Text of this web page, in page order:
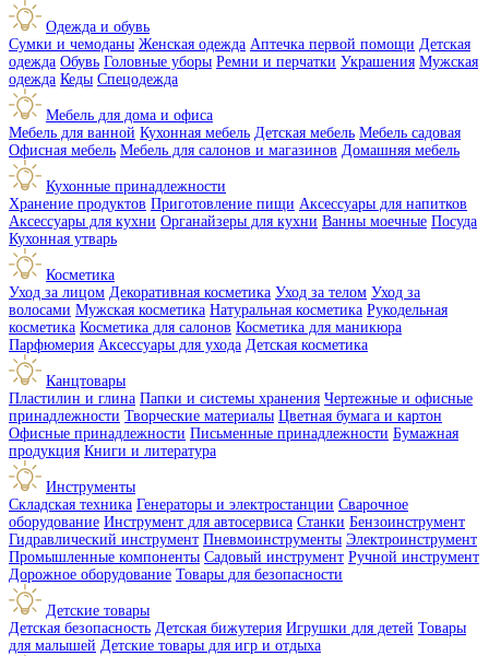
Одежда и обувь
Сумки и чемоданы Женская одежда Аптечка первой помощи Детская
одежда Обувь Головные уборы Ремни и перчатки Украшения Мужская
одежда Кеды Спецодежда
Мебель для дома и офиса
Мебель для ванной Кухонная мебель Детская мебель Мебель садовая
Офисная мебель Мебель для салонов и магазинов Домашняя мебель
Кухонные принадлежности
Хранение продуктов Приготовление пищи Аксессуары для напитков
Аксессуары для кухни Органайзеры для кухни Ванны моечные Посуда
Кухонная утварь
Косметика
Уход за лицом Декоративная косметика Уход за телом Уход за
волосами Мужская косметика Натуральная косметика Рукодельная
косметика Косметика для салонов Косметика для маникюра
Парфюмерия Аксессуары для ухода Детская косметика
Канцтовары
Пластилин и глина Папки и системы хранения Чертежные и офисные
принадлежности Творческие материалы Цветная бумага и картон
Офисные принадлежности Письменные принадлежности Бумажная
продукция Книги и литература
Инструменты
Складская техника Генераторы и электростанции Сварочное
оборудование Инструмент для автосервиса Станки Бензоинструмент
Гидравлический инструмент Пневмоинструменты Электроинструмент
Промышленные компоненты Садовый инструмент Ручной инструмент
Дорожное оборудование Товары для безопасности
Детские товары
Детская безопасность Детская бижутерия Игрушки для детей Товары
для малышей Детские товары для игр и отдыха